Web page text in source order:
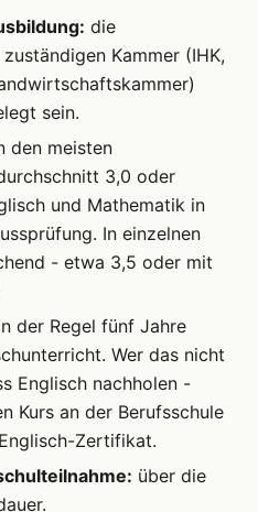
die
Kammer (IHK,
sein.
den meisten
3,0 oder
und Mathematik in
In einzelnen
- etwa 3,5 oder mit
der Regel fünf Jahre
Wer das nicht
Englisch nachholen -
Kurs an der Berufsschule
Zertifikat.
über die